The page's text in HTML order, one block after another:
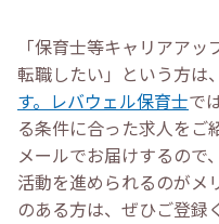
「保育士等キャリアアッ
転職したい」という方は、
す。レバウェル保育士で
る条件に合った求人をご
メールでお届けするので
活動を進められるのがメ
のある方は、ぜひご登録